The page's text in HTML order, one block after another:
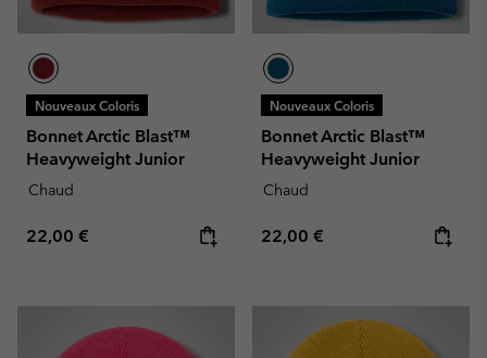
Nouveaux Coloris
Bonnet Arctic Blast™
Heavyweight Junior
Chaud
Regular price:
22,00 €
Nouveaux Coloris
Bonnet Arctic Blast™
Heavyweight Junior
Chaud
Regular price:
22,00 €